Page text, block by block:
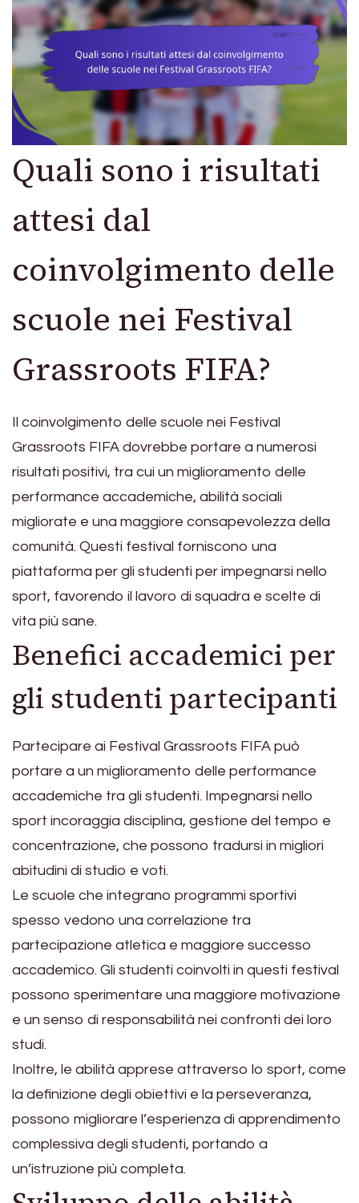
Quali sono i risultati
attesi dal
coinvolgimento delle
scuole nei Festival
Grassroots FIFA?
Il coinvolgimento delle scuole nei Festival
Grassroots FIFA dovrebbe portare a numerosi
risultati positivi, tra cui un miglioramento delle
performance accademiche, abilità sociali
migliorate e una maggiore consapevolezza della
comunità. Questi festival forniscono una
piattaforma per gli studenti per impegnarsi nello
sport, favorendo il lavoro di squadra e scelte di
vita più sane.
Benefici accademici per
gli studenti partecipanti
Partecipare ai Festival Grassroots FIFA può
portare a un miglioramento delle performance
accademiche tra gli studenti. Impegnarsi nello
sport incoraggia disciplina, gestione del tempo e
concentrazione, che possono tradursi in migliori
abitudini di studio e voti.
Le scuole che integrano programmi sportivi
spesso vedono una correlazione tra
partecipazione atletica e maggiore successo
accademico. Gli studenti coinvolti in questi festival
possono sperimentare una maggiore motivazione
e un senso di responsabilità nei confronti dei loro
studi.
Inoltre, le abilità apprese attraverso lo sport, come
la definizione degli obiettivi e la perseveranza,
possono migliorare l’esperienza di apprendimento
complessiva degli studenti, portando a
un’istruzione più completa.